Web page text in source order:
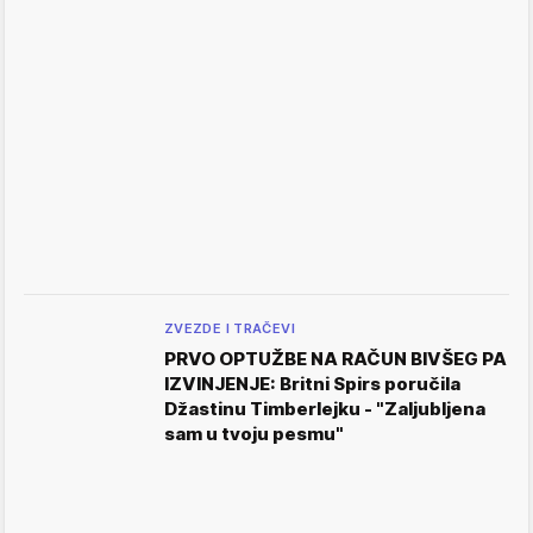
ZVEZDE I TRAČEVI
PRVO OPTUŽBE NA RAČUN BIVŠEG PA
IZVINJENJE: Britni Spirs poručila
Džastinu Timberlejku - "Zaljubljena
sam u tvoju pesmu"